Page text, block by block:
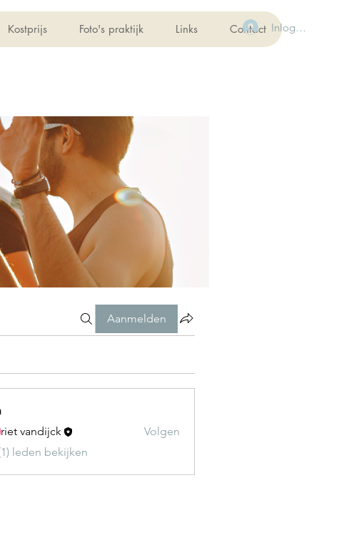
Inloggen
Kostprijs Foto's praktijk Links Contact
Aanmelden
riet vandijck
Volgen
leden bekijken